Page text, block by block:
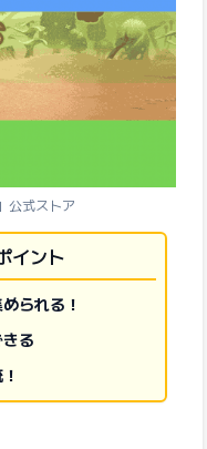
公式ストア
イント
られる！
る